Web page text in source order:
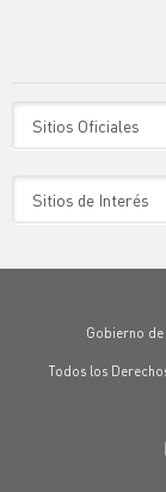
Gobierno de
Todos los